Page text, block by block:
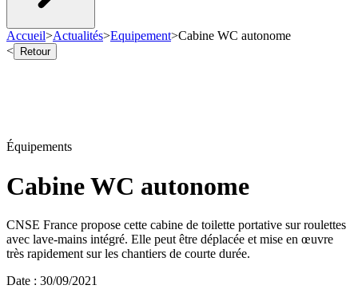
Accueil>Actualités>Equipement>Cabine WC autonome
<
Retour
Équipements
Cabine WC autonome
CNSE France propose cette cabine de toilette portative sur roulettes
avec lave-mains intégré. Elle peut être déplacée et mise en œuvre
très rapidement sur les chantiers de courte durée.
Date : 30/09/2021